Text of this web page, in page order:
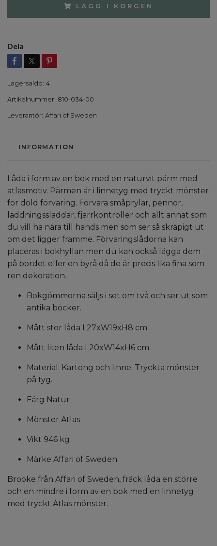
LÄGG I KORGEN
Dela
Lagersaldo: 4
Artikelnummer: 810-034-00
Leverantör: Affari of Sweden
INFORMATION
Låda i form av en bok med en naturvit pärm med
atlasmotiv. Pärmen är i linnetyg med tryckt mönster
för dold förvaring. Förvara småprylar, pennor,
laddningssladdar, fjärrkontroller och allt annat som
du vill ha nära till hands men som ser så skräpigt ut
om det ligger framme. Förvaringslådorna kan
placeras i bokhyllan men du kan också lägga dem
på bordet eller en byrå då de är precis lika fina som
ren dekoration.
Bokgömmorna säljs i set om två och ser ut som
antika böcker.
Mått stor låda L27xW19xH8 cm
Mått liten låda L20xW14xH6 cm
Material: Kartong och linne. Tryckta mönster
på tyg.
Färg Natur
Mönster Atlas
Vikt 946 kg
Märke Affari of Sweden
Brooke från Affari of Sweden, fräck låda en större
och en mindre i form av en bok med en linnetyg
med tryckt Atlas mönster.